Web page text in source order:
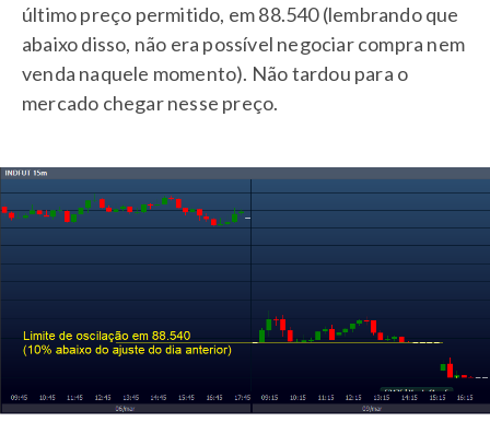
último preço permitido, em 88.540 (lembrando que
abaixo disso, não era possível negociar compra nem
venda naquele momento). Não tardou para o
mercado chegar nesse preço.